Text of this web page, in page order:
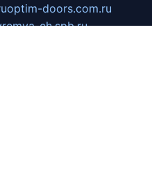
optim-doors.com.ru
ch.spb.ru